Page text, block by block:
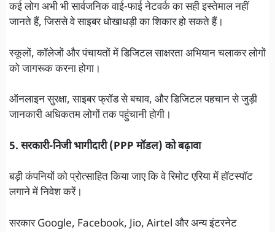
कई लोग अभी भी सार्वजनिक वाई-फाई नेटवर्क का सही इस्तेमाल नहीं
जानते हैं, जिससे वे साइबर धोखाधड़ी का शिकार हो सकते हैं।
स्कूलों, कॉलेजों और पंचायतों में डिजिटल साक्षरता अभियान चलाकर लोगों
को जागरूक करना होगा।
ऑनलाइन सुरक्षा, साइबर फ्रॉड से बचाव, और डिजिटल पहचान से जुड़ी
जानकारी अधिकतम लोगों तक पहुंचानी होगी।
5. सरकारी-निजी भागीदारी (PPP मॉडल) को बढ़ावा
बड़ी कंपनियों को प्रोत्साहित किया जाए कि वे रिमोट एरिया में हॉटस्पॉट
लगाने में निवेश करें।
सरकार Google, Facebook, Jio, Airtel और अन्य इंटरनेट